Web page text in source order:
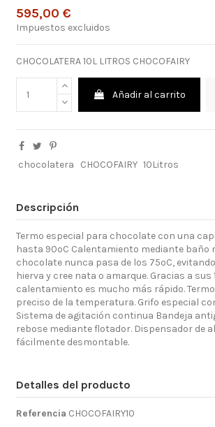
595,00 €
Impuestos excluidos
CHOCOLATERA 10L LITROS CHOCOFAIRY
Añadir al carrito
chocolatera CHOCOFAIRY 10Litros
Descripción
Termo especial para chocolate con una
hasta 90ºC Calentamiento mediante baño
chocolate nunca pasa de los 75ºC,
hierva y cree nata o amarque. Gracias a sus
calentamiento es mucho más rápido.
preciso de la temperatura. Grifo especial
Sistema de agitación continua Bandeja
rebose mediante flotador. Dispensador de
fácilmente desmontable.
Detalles del producto
Referencia CHOCOFAIRY10